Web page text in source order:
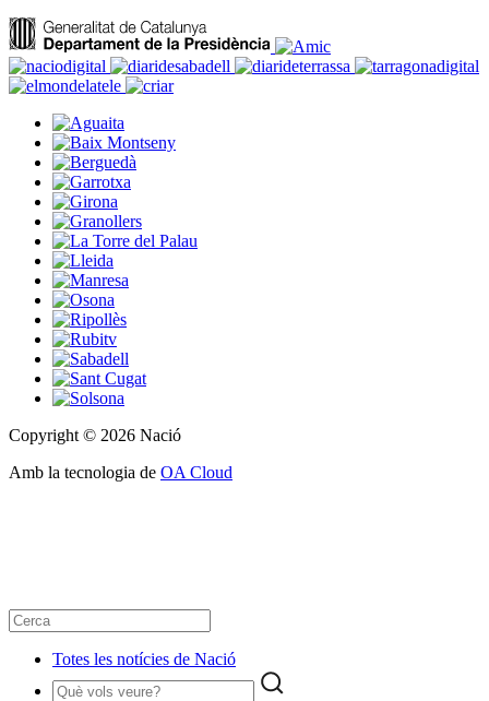
Copyright © 2026 Nació
Amb la tecnologia de OA Cloud
Totes les notícies de Nació